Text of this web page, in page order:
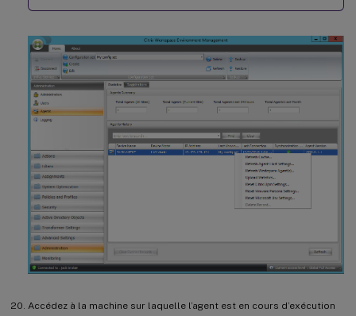
Accédez à la machine sur laquelle l’agent est en cours d’exécution